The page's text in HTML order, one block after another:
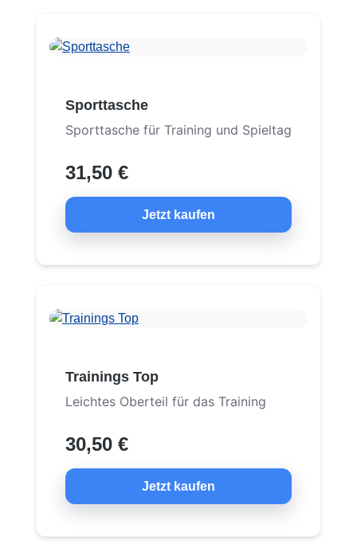
Sporttasche
Sporttasche für Training und Spieltag
31,50 €
Jetzt kaufen
Trainings Top
Leichtes Oberteil für das Training
30,50 €
Jetzt kaufen